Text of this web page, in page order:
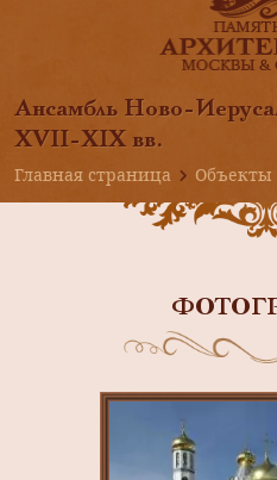
Ансамбль Ново-
XVII-XIX вв.
Главная страница
Объекты